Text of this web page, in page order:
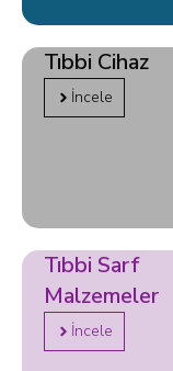
Tıbbi Cihaz
İncele
Tıbbi Sarf
Malzemeler
İncele